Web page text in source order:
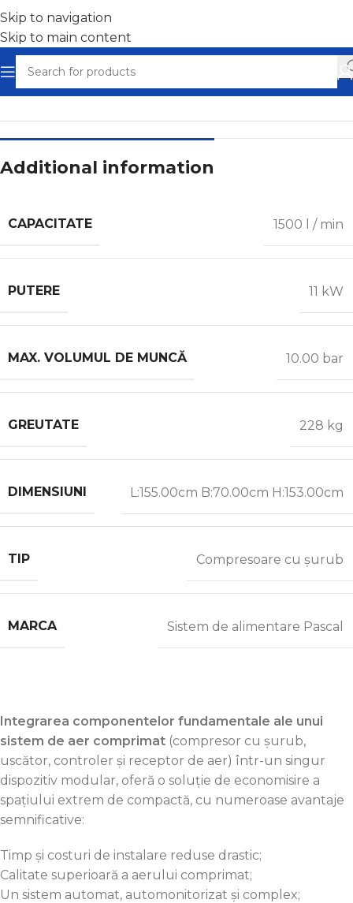
Skip to navigation
Skip to main content
Home/Compresoare cu șurub
Additional information
CAPACITATE 1500 l / min
PUTERE 11 kW
MAX. VOLUMUL DE MUNCĂ 10.00 bar
GREUTATE 228 kg
DIMENSIUNI L:155.00cm B:70.00cm H:153.00cm
TIP Compresoare cu șurub
MARCA Sistem de alimentare Pascal
Integrarea componentelor fundamentale ale unui
sistem de aer comprimat (compresor cu șurub,
uscător, controler și receptor de aer) într-un singur
dispozitiv modular, oferă o soluție de economisire a
spațiului extrem de compactă, cu numeroase avantaje
semnificative:
Timp și costuri de instalare reduse drastic;
Calitate superioară a aerului comprimat;
Un sistem automat, automonitorizat și complex;